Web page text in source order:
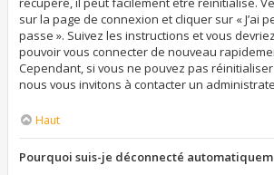
sur la page de connexion et cliquer sur « J’ai
passe ». Suivez les instructions et vous
pouvoir vous connecter de nouveau
Cependant, si vous ne pouvez pas
nous vous invitons à contacter un
Haut
Pourquoi suis-je déconnecté